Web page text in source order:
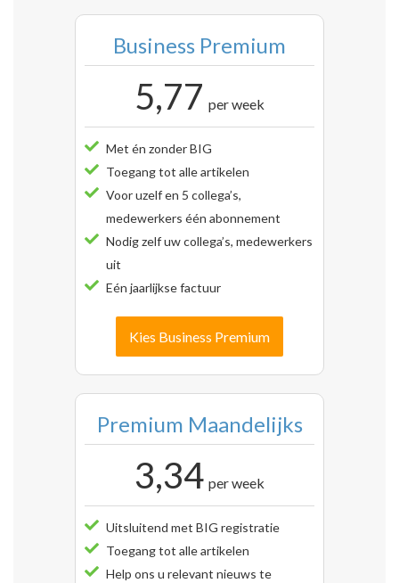
Business Premium
5,77 per week
Met én zonder BIG
Toegang tot alle artikelen
Voor uzelf en 5 collega’s,
medewerkers één abonnement
Nodig zelf uw collega’s, medewerkers
uit
Eén jaarlijkse factuur
Kies Business Premium
Premium Maandelijks
3,34 per week
Uitsluitend met BIG registratie
Toegang tot alle artikelen
Help ons u relevant nieuws te